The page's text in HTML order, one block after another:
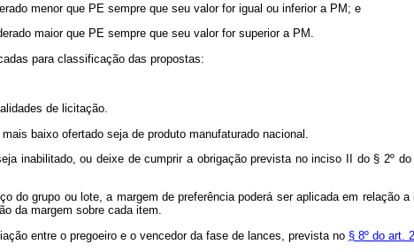
menor que PE sempre que seu valor for igual ou inferior a PM; e
maior que PE sempre que seu valor for superior a PM.
para classificação das propostas:
de licitação.
baixo ofertado seja de produto manufaturado nacional.
inabilitado, ou deixe de cumprir a obrigação prevista no inciso II do § 2º
do grupo ou lote, a margem de preferência poderá ser aplicada em
da margem sobre cada item.
entre o pregoeiro e o vencedor da fase de lances, prevista no § 8º do art.